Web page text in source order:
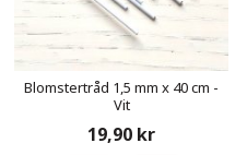
Blomstertråd 1,5 mm x 40 cm -
Vit
19,90 kr